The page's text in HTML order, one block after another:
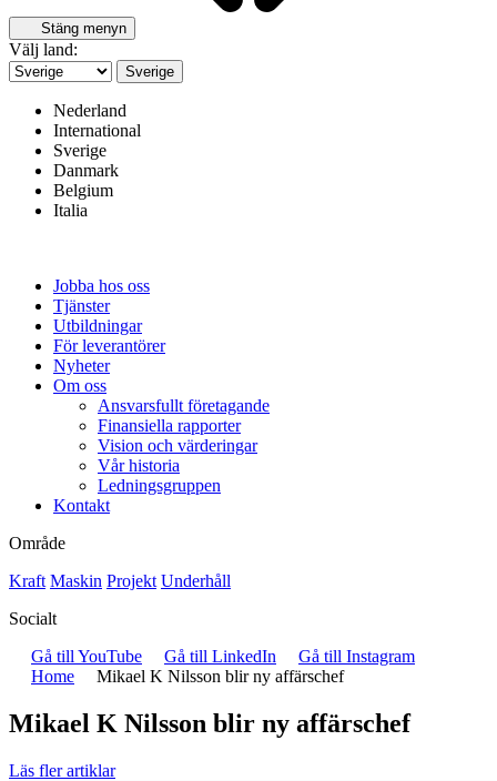
Stäng menyn
Välj land:
Sverige
Nederland
International
Sverige
Danmark
Belgium
Italia
Jobba hos oss
Tjänster
Utbildningar
För leverantörer
Nyheter
Om oss
Ansvarsfullt företagande
Finansiella rapporter
Vision och värderingar
Vår historia
Ledningsgruppen
Kontakt
Område
Kraft Maskin Projekt Underhåll
Socialt
Gå till YouTube
Gå till LinkedIn
Gå till Instagram
Home
Mikael K Nilsson blir ny affärschef
Mikael K Nilsson blir ny affärschef
Läs fler artiklar